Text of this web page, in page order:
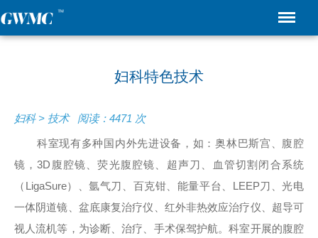
妇科特色技术
妇科 > 技术 阅读：4471 次
科室现有多种国内外先进设备，如：奥林巴斯宫、腹腔
镜，3D腹腔镜、荧光腹腔镜、超声刀、血管切割闭合系统
（LigaSure）、氩气刀、百克钳、能量平台、LEEP刀、光电
一体阴道镜、盆底康复治疗仪、红外非热效应治疗仪、超导可
视人流机等，为诊断、治疗、手术保驾护航。科室开展的腹腔